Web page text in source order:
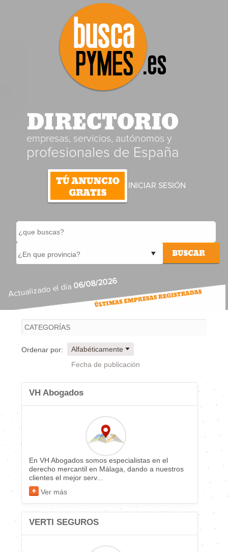
DIRECTORIO
empresas, servicios, autónomos y
profesionales de España
INICIAR SESIÓN
Actualizado el día06/08/2026
Ordenar por:
Alfabéticamente
Fecha de publicación
VH Abogados
En VH Abogados somos especialistas en el
derecho mercantil en Málaga, dando a nuestros
clientes el mejor serv...
Ver más
VERTI SEGUROS